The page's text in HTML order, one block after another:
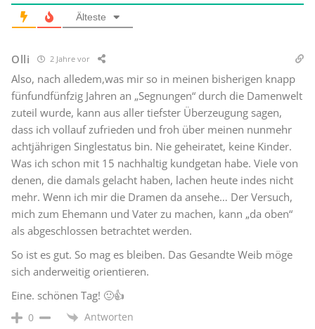
Älteste
Olli 2 Jahre vor
Also, nach alledem,was mir so in meinen bisherigen knapp
fünfundfünfzig Jahren an „Segnungen“ durch die Damenwelt
zuteil wurde, kann aus aller tiefster Überzeugung sagen,
dass ich vollauf zufrieden und froh über meinen nunmehr
achtjährigen Singlestatus bin. Nie geheiratet, keine Kinder.
Was ich schon mit 15 nachhaltig kundgetan habe. Viele von
denen, die damals gelacht haben, lachen heute indes nicht
mehr. Wenn ich mir die Dramen da ansehe… Der Versuch,
mich zum Ehemann und Vater zu machen, kann „da oben“
als abgeschlossen betrachtet werden.
So ist es gut. So mag es bleiben. Das Gesandte Weib möge
sich anderweitig orientieren.
Eine. schönen Tag! 🙂👍
0 Antworten